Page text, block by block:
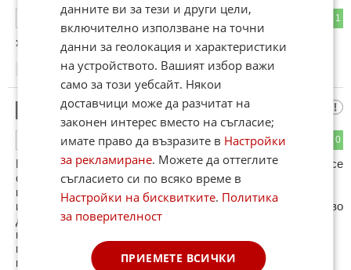
1
ОТГОВОР
хахахахааххаа
11.02.2013
испанец
0
ОТГОВОР
Гласувахте му и сега го коментирате.Искам само едно:да се
снима далеч от снимката на АПОСТОЛА за да не го
цапа.Той ако беше мъж жена му нямаше да откаже да
излиза с него.Далеч от снимката.До АПОСТОЛА няма право
да стои ТЕЛЕ.Сукалче.Суче здраво от
народа,български.Теле,стой по далеч от АПОСТОЛА,че
петниш честа българска.Ти си никой,г-н купен
президенте.Далеч от снимките на великите.
данните ви за тези и други цели,
включително използване на точни
данни за геолокация и характеристики
на устройството. Вашият избор важи
само за този уебсайт. Някои
доставчици може да разчитат на
законен интерес вместо на съгласие;
имате право да възразите в Настройки
за рекламиране. Можете да оттеглите
съгласието си по всяко време в
Настройки на бисквитките. Политика
за поверителност
ПРИЕМЕТЕ ВСИЧКИ